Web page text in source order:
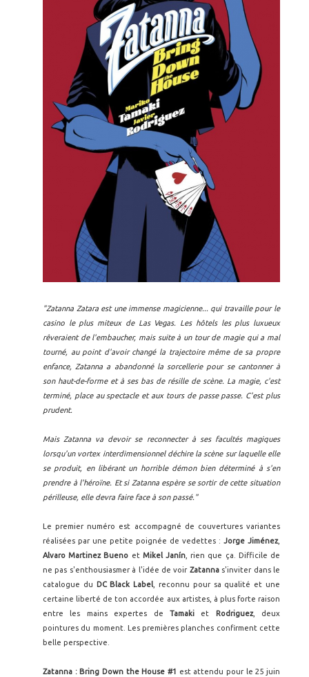
"Zatanna Zatara est une immense magicienne... qui travaille pour le
casino le plus miteux de Las Vegas. Les hôtels les plus luxueux
rêveraient de l'embaucher, mais suite à un tour de magie qui a mal
tourné, au point d'avoir changé la trajectoire même de sa propre
enfance, Zatanna a abandonné la sorcellerie pour se cantonner à
son haut-de-forme et à ses bas de résille de scène. La magie, c'est
terminé, place au spectacle et aux tours de passe passe. C'est plus
prudent.
Mais Zatanna va devoir se reconnecter à ses facultés magiques
lorsqu'un vortex interdimensionnel déchire la scène sur laquelle elle
se produit, en libérant un horrible démon bien déterminé à s'en
prendre à l'héroïne. Et si Zatanna espère se sortir de cette situation
périlleuse, elle devra faire face à son passé."
Le premier numéro est accompagné de couvertures variantes
réalisées par une petite poignée de vedettes : Jorge Jiménez,
Alvaro Martinez Bueno et Mikel Janín , rien que ça. Difficile de
ne pas s'enthousiasmer à l'idée de voir Zatannas'inviter dans le
catalogue du
DC Black Label , reconnu pour sa qualité et une
certaine liberté de ton accordée aux artistes, à plus forte raison
entre les mains expertes de Tamakiet Rodriguez, deux
pointures du moment. Les premières planches confirment cette
belle perspective.
Zatanna : Bring Down the House #1 est attendu pour le 25 juin